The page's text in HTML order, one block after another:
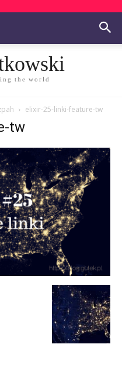
the world
elixir-25-linki-feature-tw
tw